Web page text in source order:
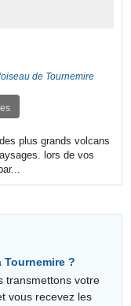
de Tournemire
plus grands volcans
lors de vos
?
transmettons votre
vous recevez les